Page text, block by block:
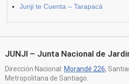
Junji te Cuenta – Tarapacá
JUNJI – Junta Nacional de
Dirección Nacional: Morandé 226,
Metropolitana de Santiago.